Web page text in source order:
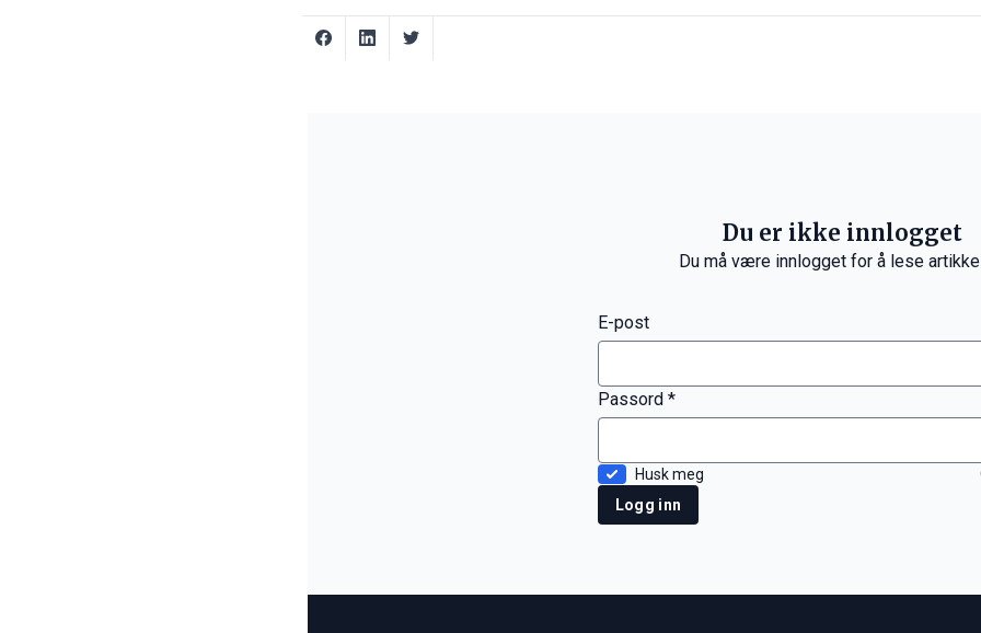
Du er ikke innlogget
Du må være innlogget for å lese
E-post
Passord *
Husk meg
Logg inn